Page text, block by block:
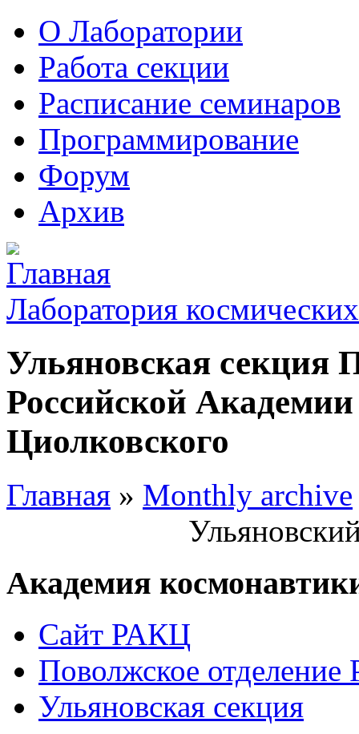
О Лаборатории
Работа секции
Расписание семинаров
Программирование
Форум
Архив
Лаборатория
Ульяновская секция
Российской
Циолковского
Главная » Monthly archive
Академия
Сайт РАКЦ
Поволжское
Ульяновская секция